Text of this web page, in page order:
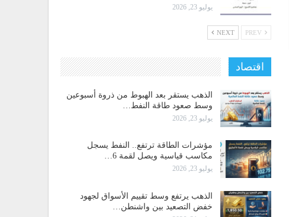
يوليو 23, 2026
NEXT
اقتصاد
الذهب يستقر بعد الهبوط من ذروة أسبوعين
وسط صعود طاقة النفط…
يوليو 23, 2026
مؤشرات الطاقة ترتفع.. النفط يسجل
مكاسب قياسية ويصل لقمة 6…
يوليو 23, 2026
الذهب يرتفع وسط تقييم الأسواق لجهود
خفض التصعيد بين واشنطن…